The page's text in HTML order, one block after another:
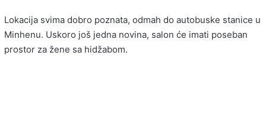
Lokacija svima dobro poznata, odmah do autobuske stanice u
Minhenu. Uskoro još jedna novina, salon će imati poseban
prostor za žene sa hidžabom.